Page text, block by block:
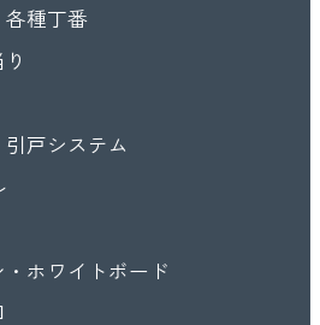
種丁番
戸システム
ホワイトボード